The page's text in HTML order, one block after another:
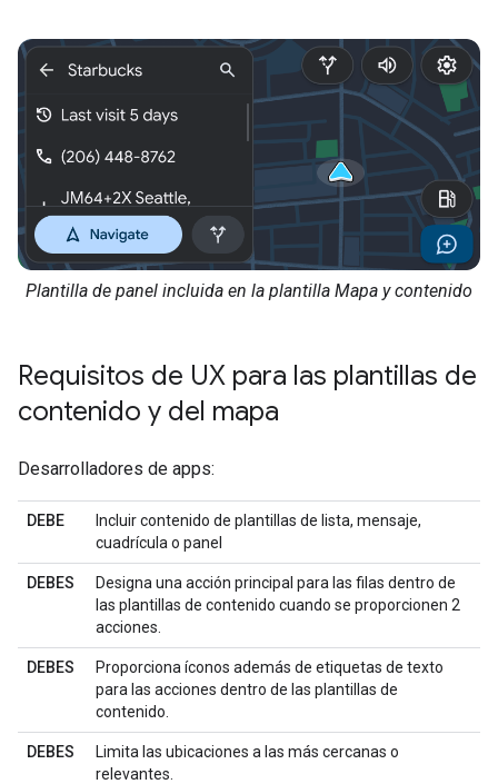
Plantilla de panel incluida en la plantilla Mapa y contenido
Requisitos de UX para las plantillas de
contenido y del mapa
Desarrolladores de apps:
DEBE
Incluir contenido de plantillas de lista, mensaje,
cuadrícula o panel
DEBES
Designa una acción principal para las filas dentro de
las plantillas de contenido cuando se proporcionen 2
acciones.
DEBES
Proporciona íconos además de etiquetas de texto
para las acciones dentro de las plantillas de
contenido.
DEBES
Limita las ubicaciones a las más cercanas o
relevantes.